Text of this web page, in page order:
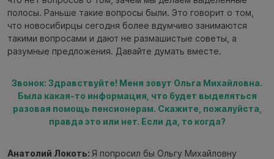
полосы. Раньше такие вопросы были. Это говорит о том,
что новосибирцы сегодня более вдумчиво занимаются
такими вопросами и дают не размашистые советы, а
разумные предложения. Давайте думать вместе.
Звонок: Здравствуйте! Меня зовут Ольга Михайловна.
Была какая-то информация, что будет выделяться
разовая помощь пенсионерам. Скажите, пожалуйста,
правда это или нет. Если да, то когда?
Анатолий Локоть: Я попросил бы Ольгу Михайловну